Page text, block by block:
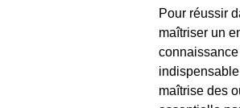
Pour réussir
maîtriser un
maîtrise des